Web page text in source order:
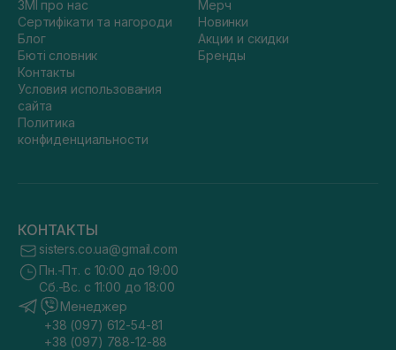
ЗМІ про нас
Сертифікати та нагороди
Блог
Бюті словник
Контакты
Условия использования
сайта
Политика
конфиденциальности
Мерч
Новинки
Акции и скидки
Бренды
КОНТАКТЫ
sisters.co.ua@gmail.com
Пн.-Пт. с 10:00 до 19:00
Сб.-Вс. с 11:00 до 18:00
Менеджер
+38 (097) 612-54-81
+38 (097) 788-12-88